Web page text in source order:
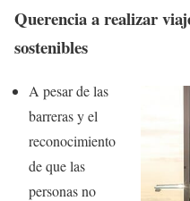
Querencia a realizar
sostenibles
A pesar de las
barreras y el
reconocimiento
de que las
personas no